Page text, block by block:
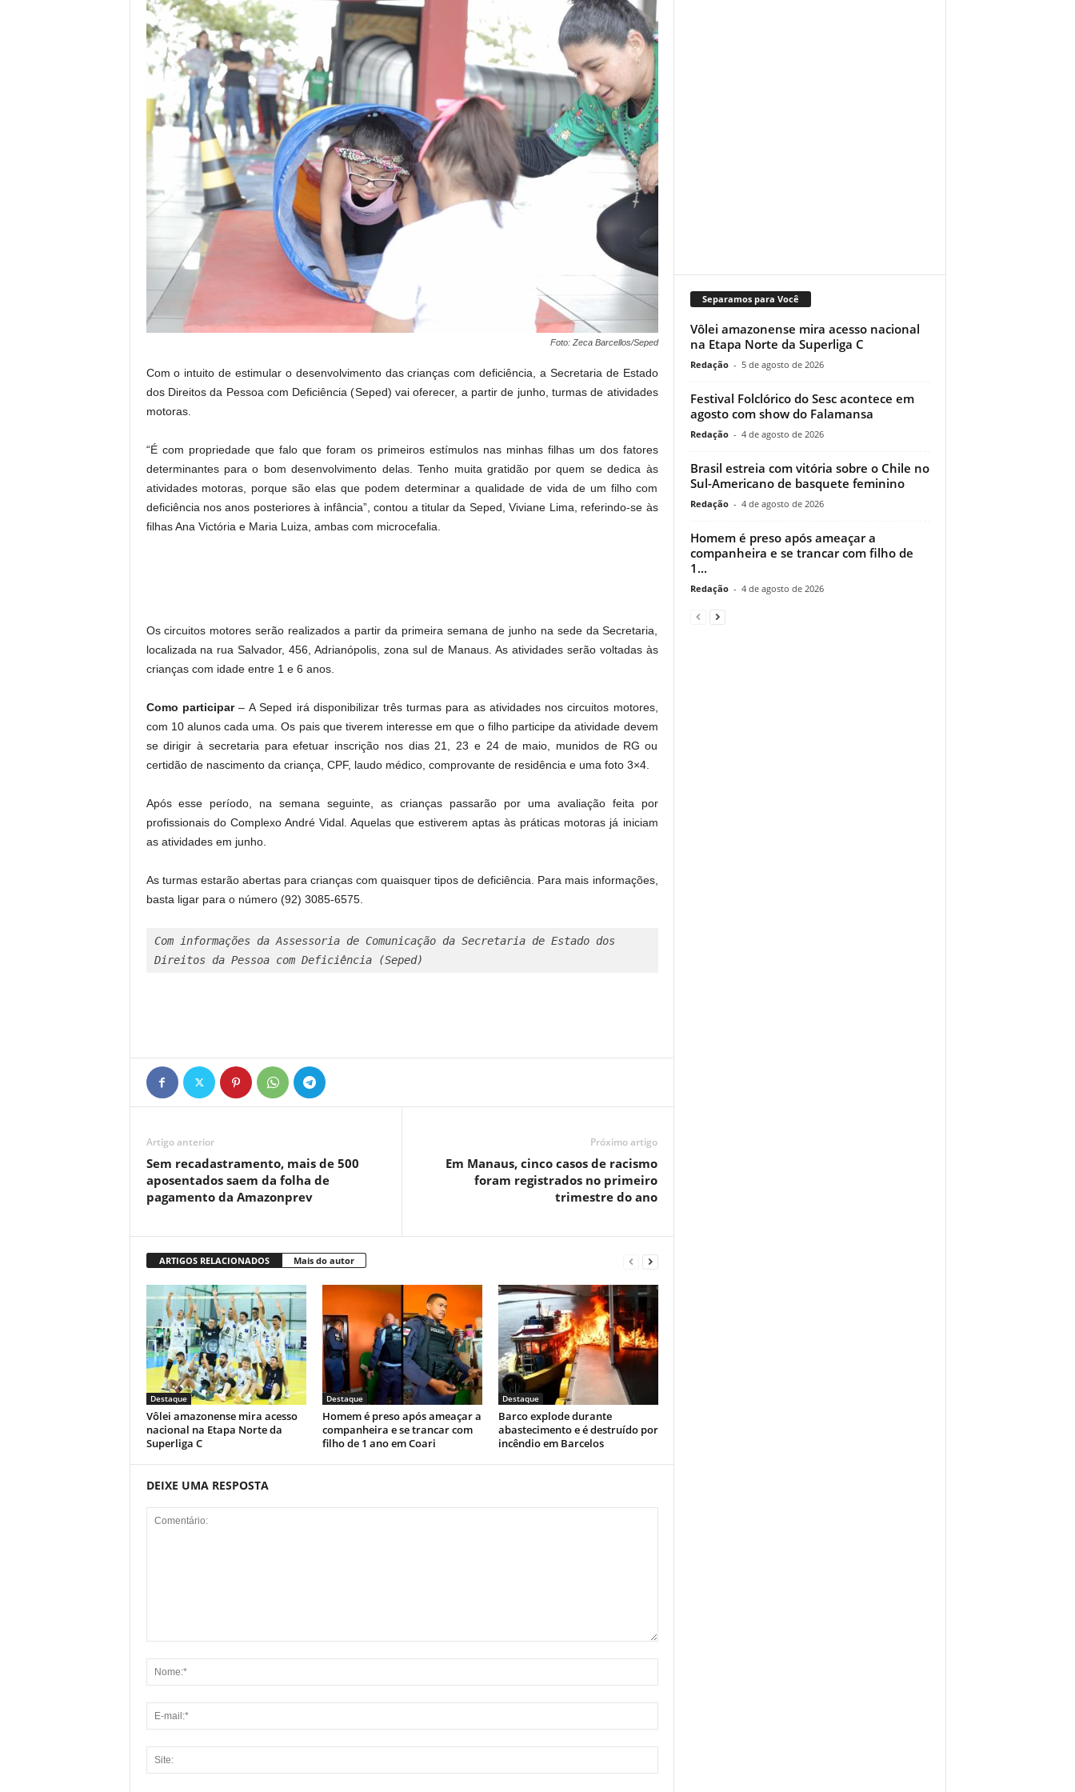
Foto: Zeca Barcellos/Seped
Com o intuito de estimular o desenvolvimento das crianças com deficiência, a Secretaria de Estado
dos Direitos da Pessoa com Deficiência (Seped) vai oferecer, a partir de junho, turmas de atividades
motoras.
“É com propriedade que falo que foram os primeiros estímulos nas minhas filhas um dos fatores
determinantes para o bom desenvolvimento delas. Tenho muita gratidão por quem se dedica às
atividades motoras, porque são elas que podem determinar a qualidade de vida de um filho com
deficiência nos anos posteriores à infância”, contou a titular da Seped, Viviane Lima, referindo-se às
filhas Ana Victória e Maria Luiza, ambas com microcefalia.
Os circuitos motores serão realizados a partir da primeira semana de junho na sede da Secretaria,
localizada na rua Salvador, 456, Adrianópolis, zona sul de Manaus. As atividades serão voltadas às
crianças com idade entre 1 e 6 anos.
Como participar– A Seped irá disponibilizar três turmas para as atividades nos circuitos motores,
com 10 alunos cada uma. Os pais que tiverem interesse em que o filho participe da atividade devem
se dirigir à secretaria para efetuar inscrição nos dias 21, 23 e 24 de maio, munidos de RG ou
certidão de nascimento da criança, CPF, laudo médico, comprovante de residência e uma foto 3×4.
Após esse período, na semana seguinte, as crianças passarão por uma avaliação feita por
profissionais do Complexo André Vidal. Aquelas que estiverem aptas às práticas motoras já iniciam
as atividades em junho.
As turmas estarão abertas para crianças com quaisquer tipos de deficiência. Para mais informações,
basta ligar para o número (92) 3085-6575.
Com informações da Assessoria de Comunicação da Secretaria de Estado dos
Direitos da Pessoa com Deficiência (Seped)
Artigo anterior
Sem recadastramento, mais de 500
aposentados saem da folha de
pagamento da Amazonprev
Próximo artigo
Em Manaus, cinco casos de racismo
foram registrados no primeiro
trimestre do ano
ARTIGOS RELACIONADOS Mais do autor
Destaque
Vôlei amazonense mira acesso
nacional na Etapa Norte da
Superliga C
Destaque
Homem é preso após ameaçar a
companheira e se trancar com
filho de 1 ano em Coari
Destaque
Barco explode durante
abastecimento e é destruído por
incêndio em Barcelos
DEIXE UMA RESPOSTA
Separamos para Você
Vôlei amazonense mira acesso nacional
na Etapa Norte da Superliga C
Redação - 5 de agosto de 2026
Festival Folclórico do Sesc acontece em
agosto com show do Falamansa
Redação - 4 de agosto de 2026
Brasil estreia com vitória sobre o Chile no
Sul-Americano de basquete feminino
Redação - 4 de agosto de 2026
Homem é preso após ameaçar a
companheira e se trancar com filho de
1...
Redação - 4 de agosto de 2026